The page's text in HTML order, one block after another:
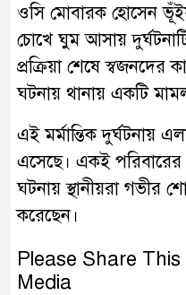
ওসি মোবারক হোসেন
চোখে ঘুম আসায়
প্রক্রিয়া শেষে স্বজনদের
ঘটনায় থানায় একটি
এই মর্মান্তিক দুর্ঘটনায়
এসেছে। একই
ঘটনায় স্থানীয়রা গভীর
করেছেন।
Please Share
Media